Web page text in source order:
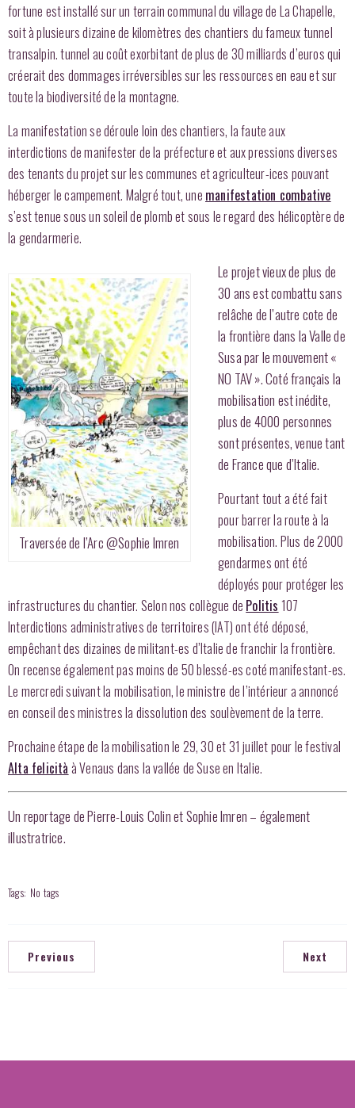
fortune est installé sur un terrain communal du village de La Chapelle,
soit à plusieurs dizaine de kilomètres des chantiers du fameux tunnel
transalpin. tunnel au coût exorbitant de plus de 30 milliards d’euros qui
créerait des dommages irréversibles sur les ressources en eau et sur
toute la biodiversité de la montagne.
La manifestation se déroule loin des chantiers, la faute aux
interdictions de manifester de la préfecture et aux pressions diverses
des tenants du projet sur les communes et agriculteur-ices pouvant
héberger le campement. Malgré tout, une manifestation combative
s’est tenue sous un soleil de plomb et sous le regard des hélicoptère de
la gendarmerie.
Traversée de l’Arc @Sophie Imren
Le projet vieux de plus de
30 ans est combattu sans
relâche de l’autre cote de
la frontière dans la Valle de
Susa par le mouvement «
NO TAV ». Coté français la
mobilisation est inédite,
plus de 4000 personnes
sont présentes, venue tant
de France que d’Italie.
Pourtant tout a été fait
pour barrer la route à la
mobilisation. Plus de 2000
gendarmes ont été
déployés pour protéger les
infrastructures du chantier. Selon nos collègue de Politis 107
Interdictions administratives de territoires (IAT) ont été déposé,
empêchant des dizaines de militant-es d’Italie de franchir la frontière.
On recense également pas moins de 50 blessé-es coté manifestant-es.
Le mercredi suivant la mobilisation, le ministre de l’intérieur a annoncé
en conseil des ministres la dissolution des soulèvement de la terre.
Prochaine étape de la mobilisation le 29, 30 et 31 juillet pour le festival
Alta felicità à Venaus dans la vallée de Suse en Italie.
Un reportage de Pierre-Louis Colin et Sophie Imren – également
illustratrice.
Tags: No tags
Previous Next